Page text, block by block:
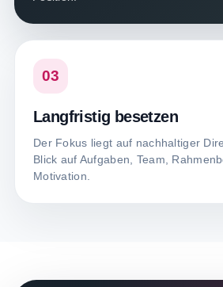
03
Langfristig besetzen
Der Fokus liegt auf nachhaltiger
Blick auf Aufgaben, Team,
Motivation.